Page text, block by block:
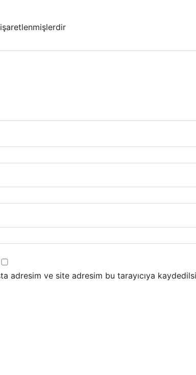
adresim ve site adresim bu tarayıcıya